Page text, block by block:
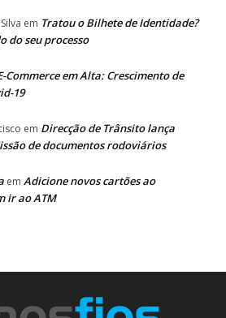
em Tratou o Bilhete de Identidade?
do seu processo
Commerce em Alta: Crescimento de
19
em Direcção de Trânsito lança
de documentos rodoviários
em Adicione novos cartões ao
ir ao ATM